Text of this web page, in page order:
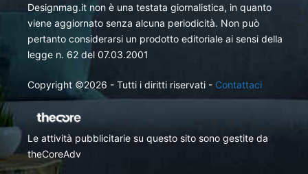
Designmag.it non è una testata giornalistica, in quanto
viene aggiornato senza alcuna periodicità. Non può
pertanto considerarsi un prodotto editoriale ai sensi della
legge n. 62 del 07.03.2001
Copyright ©2026 - Tutti i diritti riservati - Contattaci
Le attività pubblicitarie su questo sito sono gestite da
theCoreAdv